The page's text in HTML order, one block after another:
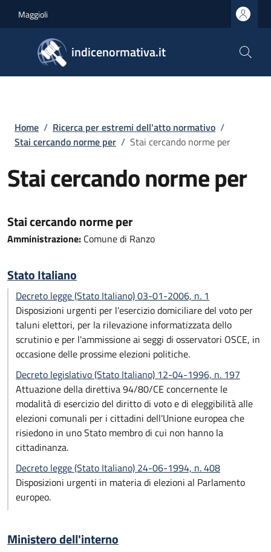
Maggioli
indicenormativa.it
Briciole di pane
Home / Ricerca per estremi dell'atto normativo /
Stai cercando norme per / Stai cercando norme per
Stai cercando norme per
Stai cercando norme per
Amministrazione: Comune di Ranzo
Stato Italiano
Decreto legge (Stato Italiano) 03-01-2006, n. 1
Disposizioni urgenti per l'esercizio domiciliare del voto per
taluni elettori, per la rilevazione informatizzata dello
scrutinio e per l'ammissione ai seggi di osservatori OSCE, in
occasione delle prossime elezioni politiche.
Decreto legislativo (Stato Italiano) 12-04-1996, n. 197
Attuazione della direttiva 94/80/CE concernente le
modalità di esercizio del diritto di voto e di eleggibilità alle
elezioni comunali per i cittadini dell'Unione europea che
risiedono in uno Stato membro di cui non hanno la
cittadinanza.
Decreto legge (Stato Italiano) 24-06-1994, n. 408
Disposizioni urgenti in materia di elezioni al Parlamento
europeo.
Ministero dell'interno